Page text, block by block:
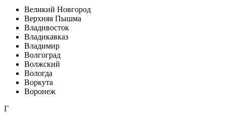
Великий Новгород
Верхняя Пышма
Владивосток
Владикавказ
Владимир
Волгоград
Волжский
Вологда
Воркута
Воронеж
Г